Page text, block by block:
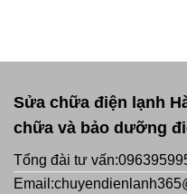
Sửa chữa điện lạnh
chữa và bảo dưỡng
Tổng đài tư